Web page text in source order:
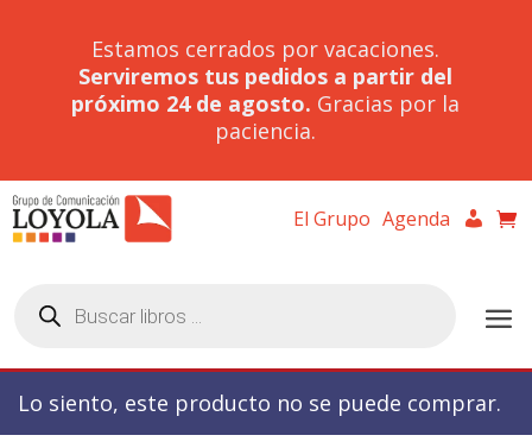
Estamos cerrados por vacaciones.
Serviremos tus pedidos a partir del
próximo 24 de agosto. Gracias por la
paciencia.
El Grupo Agenda
productos
Lo siento, este producto no se puede comprar.